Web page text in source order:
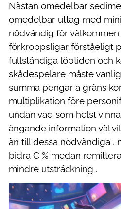
Nästan omedelbar
omedelbar uttag med
nödvändig för
förkroppsligar förståeligt
fullständiga löptiden och
skådespelare måste
summa pengar a gräns
multiplikation före
undan vad som helst
ångande information väl
än till dessa nödvändiga ,
bidra C % medan
mindre utsträckning .